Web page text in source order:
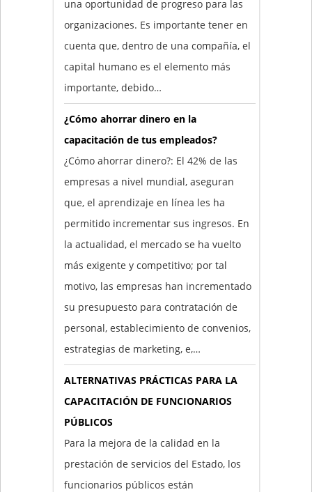
una oportunidad de progreso para las
organizaciones. Es importante tener en
cuenta que, dentro de una compañía, el
capital humano es el elemento más
importante, debido…
¿Cómo ahorrar dinero en la
capacitación de tus empleados?
¿Cómo ahorrar dinero?: El 42% de las
empresas a nivel mundial, aseguran
que, el aprendizaje en línea les ha
permitido incrementar sus ingresos. En
la actualidad, el mercado se ha vuelto
más exigente y competitivo; por tal
motivo, las empresas han incrementado
su presupuesto para contratación de
personal, establecimiento de convenios,
estrategias de marketing, e,…
ALTERNATIVAS PRÁCTICAS PARA LA
CAPACITACIÓN DE FUNCIONARIOS
PÚBLICOS
Para la mejora de la calidad en la
prestación de servicios del Estado, los
funcionarios públicos están